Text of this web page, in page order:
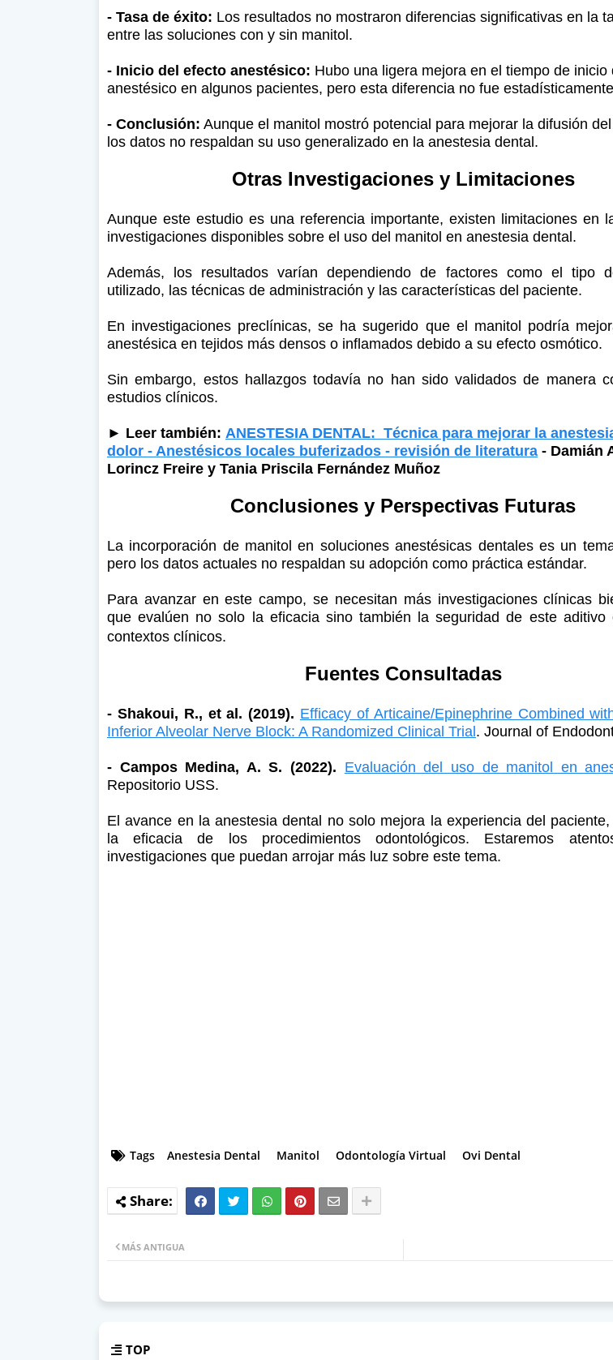
- Tasa de éxito: Los resultados no mostraron diferencias significativas en la
entre las soluciones con y sin manitol.
- Inicio del efecto anestésico: Hubo una ligera mejora en el tiempo de inicio
anestésico en algunos pacientes, pero esta diferencia no fue
- Conclusión: Aunque el manitol mostró potencial para mejorar la difusión
los datos no respaldan su uso generalizado en la anestesia dental.
Otras Investigaciones y Limitaciones
Aunque este estudio es una referencia importante, existen limitaciones en
investigaciones disponibles sobre el uso del manitol en anestesia dental.
Además, los resultados varían dependiendo de factores como el tipo
utilizado, las técnicas de administración y las características del paciente.
En investigaciones preclínicas, se ha sugerido que el manitol podría
anestésica en tejidos más densos o inflamados debido a su efecto osmótico.
Sin embargo, estos hallazgos todavía no han sido validados de manera
estudios clínicos.
► Leer también: ANESTESIA DENTAL: Técnica para mejorar la
dolor - Anestésicos locales buferizados - revisión de literatura - Damián
Lorincz Freire y Tania Priscila Fernández Muñoz
Conclusiones y Perspectivas Futuras
La incorporación de manitol en soluciones anestésicas dentales es un
pero los datos actuales no respaldan su adopción como práctica estándar.
Para avanzar en este campo, se necesitan más investigaciones clínicas
que evalúen no solo la eficacia sino también la seguridad de este aditivo
contextos clínicos.
Fuentes Consultadas
- Shakoui, R., et al. (2019). Efficacy of Articaine/Epinephrine Combined
Inferior Alveolar Nerve Block: A Randomized Clinical Trial. Journal of
- Campos Medina, A. S. (2022). Evaluación del uso de manitol en
Repositorio USS.
El avance en la anestesia dental no solo mejora la experiencia del
la eficacia de los procedimientos odontológicos. Estaremos
investigaciones que puedan arrojar más luz sobre este tema.
Tags Anestesia Dental Manitol Odontología Virtual Ovi Dental
MÁS ANTIGUA
TOP